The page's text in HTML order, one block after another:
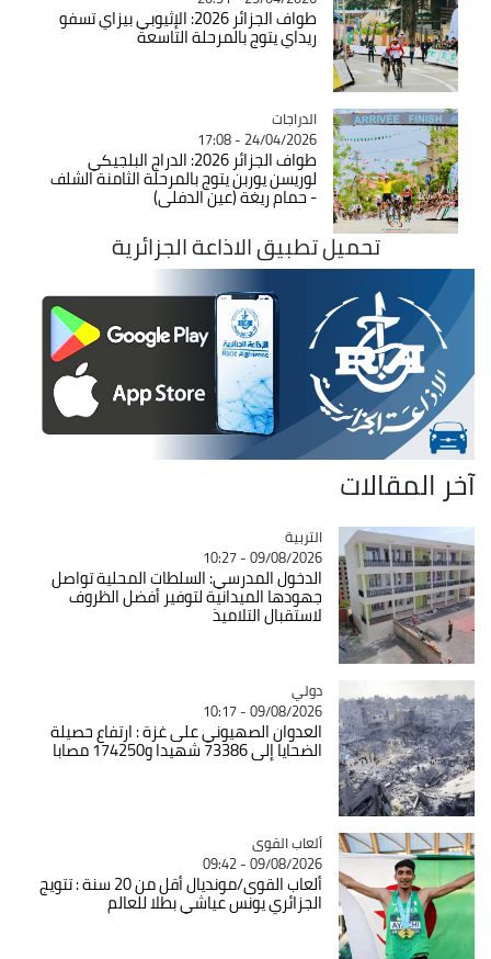
طواف الجزائر 2026: الإثيوبي بيزاي تسفو
ريداي يتوج بالمرحلة التاسعة
Catégorie
الدراجات
24/04/2026 - 17:08
طواف الجزائر 2026: الدراج البلجيكي
لوريسن يوربن يتوج بالمرحلة الثامنة الشلف
- حمام ريغة (عين الدفلى)
تحميل تطبيق الاذاعة الجزائرية
آخر المقالات
Catégorie
التربية
09/08/2026 - 10:27
الدخول المدرسي: السلطات المحلية تواصل
جهودها الميدانية لتوفير أفضل الظروف
لاستقبال التلاميذ
Catégorie
دولي
09/08/2026 - 10:17
العدوان الصهيوني على غزة : ارتفاع حصيلة
الضحايا إلى 73386 شهيدا و174250 مصابا
Catégorie
ألعاب القوى
09/08/2026 - 09:42
ألعاب القوى/مونديال أقل من 20 سنة : تتويج
الجزائري يونس عياشي بطلا للعالم